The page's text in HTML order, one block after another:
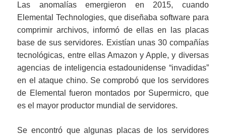
Las anomalías emergieron en 2015, cuando
Elemental Technologies, que diseñaba software para
comprimir archivos, informó de ellas en las placas
base de sus servidores. Existían unas 30 compañías
tecnológicas, entre ellas Amazon y Apple, y diversas
agencias de inteligencia estadounidense “invadidas”
en el ataque chino. Se comprobó que los servidores
de Elemental fueron montados por Supermicro, que
es el mayor productor mundial de servidores.
Se encontró que algunas placas de los servidores